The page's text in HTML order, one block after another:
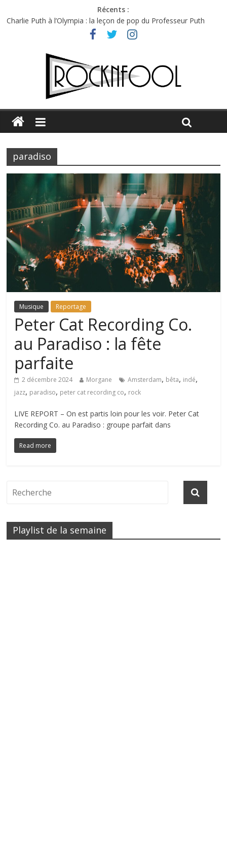
Récents :
Charlie Puth à l’Olympia : la leçon de pop du Professeur Puth
Festival Triptyque : un nouveau festival de musique indépendant
Hellfest 2026 vendredi : température et émotions en hausse
Hellfest 2026 jeudi : impossible de choisir entre chaleur et bonne
Première édition du Midgard Festival : entre bière, métal et
paradiso
Musique Reportage
Peter Cat Recording Co.
au Paradiso : la fête
parfaite
2 décembre 2024 Morgane Amsterdam, bêta, indé,
jazz, paradiso, peter cat recording co, rock
LIVE REPORT – On est partis loin pour les voir. Peter Cat
Recording Co. au Paradiso : groupe parfait dans
Read more
Playlist de la semaine